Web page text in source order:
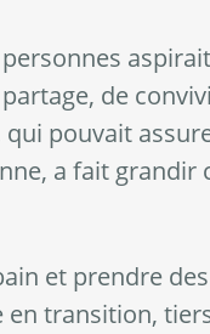
de
pouvait
a fait grandir
et prendre
transition,